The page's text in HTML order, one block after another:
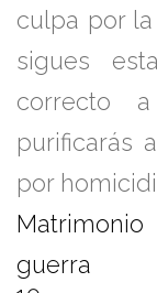
culpa por
sigues
correcto
purificarás
por
guerra